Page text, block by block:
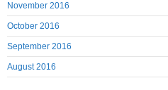
November 2016
October 2016
September 2016
August 2016